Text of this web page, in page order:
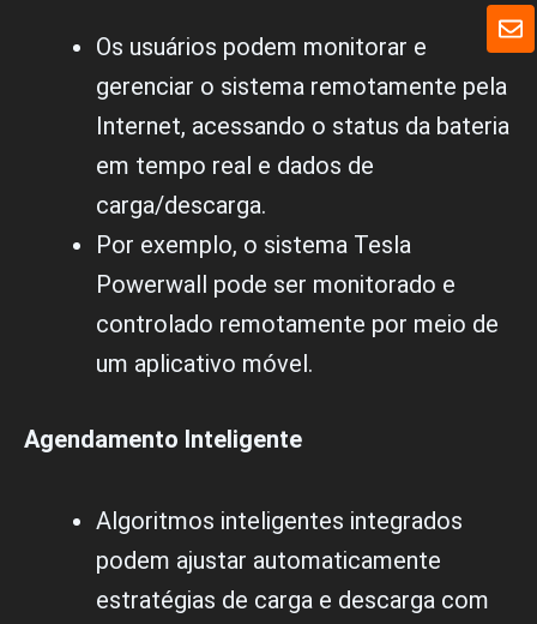
Os usuários podem monitorar e
gerenciar o sistema remotamente pela
Internet, acessando o status da bateria
em tempo real e dados de
carga/descarga.
Por exemplo, o sistema Tesla
Powerwall pode ser monitorado e
controlado remotamente por meio de
um aplicativo móvel.
Agendamento Inteligente
Algoritmos inteligentes integrados
podem ajustar automaticamente
estratégias de carga e descarga com
E
n
o
a
t
s
p